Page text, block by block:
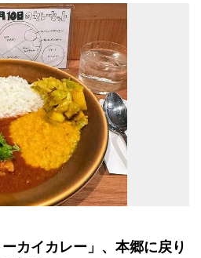
カイカレー」、本郷に戻り